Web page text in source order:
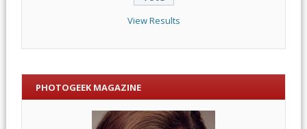
View Results
PHOTOGEEK MAGAZINE